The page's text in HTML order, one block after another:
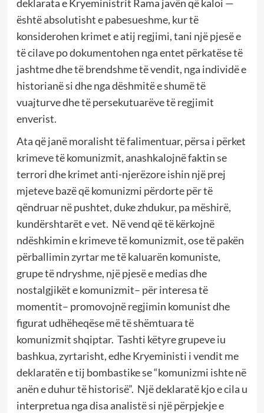
deklarata e Kryeministrit Rama javën që kaloi —
është absolutisht e pabesueshme, kur të
konsiderohen krimet e atij regjimi, tani një pjesë e
të cilave po dokumentohen nga entet përkatëse të
jashtme dhe të brendshme të vendit, nga individë e
historianë si dhe nga dëshmitë e shumë të
vuajturve dhe të persekutuarëve të regjimit
enverist.
Ata që janë moralisht të falimentuar, përsa i përket
krimeve të komunizmit, anashkalojnë faktin se
terrori dhe krimet anti-njerëzore ishin një prej
mjeteve bazë që komunizmi përdorte për të
qëndruar në pushtet, duke zhdukur, pa mëshirë,
kundërshtarët e vet. Në vend që të kërkojnë
ndëshkimin e krimeve të komunizmit, ose të pakën
përballimin zyrtar me të kaluarën komuniste,
grupe të ndryshme, një pjesë e medias dhe
nostalgjikët e komunizmit– për interesa të
momentit– promovojnë regjimin komunist dhe
figurat udhëheqëse më të shëmtuara të
komunizmit shqiptar. Tashti këtyre grupeve iu
bashkua, zyrtarisht, edhe Kryeministi i vendit me
deklaratën e tij bombastike se “komunizmi ishte në
anën e duhur të historisë”. Një deklaratë kjo e cila u
interpretua nga disa analistë si një përpjekje e